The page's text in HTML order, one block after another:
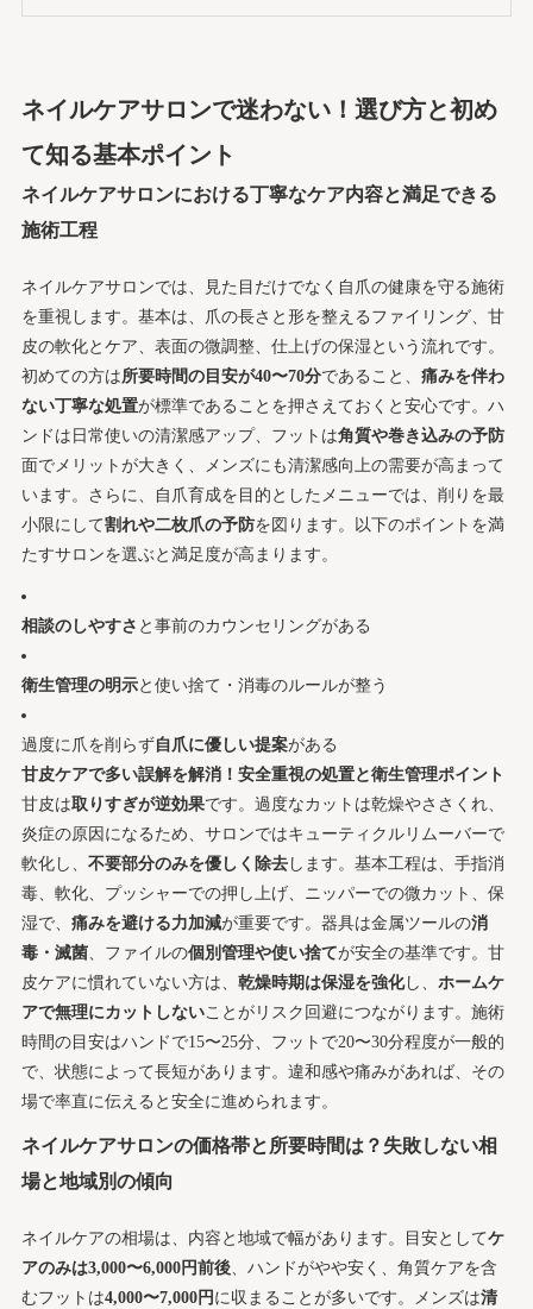
自爪ケアはどれくらいのペースで通えば良い？生
美しい自爪になるまでの期間と見た目の変化を徹
底解説
メンズネイルケアをはじめる時に！自信がつく清潔メニ
メンズでも安心！自然な清潔感を叶えるケアのみ
メニューの選びのコツ
メンズが気にする清潔感の新基準と避けたいNGポ
イント一挙公開
フットネイルケアで「見せたくなる足」に！サンダル映
フットの爪・角質ケアで完璧仕上げ！プロの順番
と保湿テク
フットネイルケアは何週間おきが最適？季節・靴
行きたい地域で見つかる！ネイルケアサロンの料金相場
東京・大阪・名古屋・横浜で比べる！ネイルケア
銀座や表参道で得する！人気エリアの上手な予約
術・キャンセル待ち活用法
町田・池袋・新宿でケアのみを選ぶなら？知って
得する注意点
サロンとホームでWケア！ネイルケアの効果がUPする
毎日の習慣とは
オイルやクリームで簡単おしゃれ！爪と甘皮の保
湿ルーティン
ケアのみ派もジェル派も納得！迷った時の比較＆あなた
向け選択術
コスパまでプロ解説
自爪育成中は要注意！絶対避けるべき施術と安全
初めてのネイルケアサロン体験！予約から当日の流れま
ネイルケアサロンで迷わない！選び方と初め
て知る基本ポイント
ネイルケアサロンにおける丁寧なケア内容と満足できる
施術工程
ネイルケアサロンでは、見た目だけでなく自爪の健康を守る施術
を重視します。基本は、爪の長さと形を整えるファイリング、甘
皮の軟化とケア、表面の微調整、仕上げの保湿という流れです。
初めての方は所要時間の目安が40〜70分であること、 痛みを伴わ
ない丁寧な処置が標準であることを押さえておくと安心です。ハ
ンドは日常使いの清潔感アップ、フットは角質や巻き込みの予防
面でメリットが大きく、メンズにも清潔感向上の需要が高まって
います。さらに、自爪育成を目的としたメニューでは、削りを最
小限にして割れや二枚爪の予防を図ります。以下のポイントを満
たすサロンを選ぶと満足度が高まります。
相談のしやすさ と事前のカウンセリングがある
衛生管理の明示と使い捨て・消毒のルールが整う
過度に爪を削らず自爪に優しい提案がある
甘皮ケアで多い誤解を解消！安全重視の処置と衛生管理ポイント
甘皮は取りすぎが逆効果です。過度なカットは乾燥やささくれ、
炎症の原因になるため、サロンではキューティクルリムーバーで
軟化し、 不要部分のみを優しく除去します。基本工程は、手指消
毒、軟化、プッシャーでの押し上げ、ニッパーでの微カット、保
湿で、 痛みを避ける力加減が重要です。器具は金属ツールの消
毒・滅菌、ファイルの個別管理や使い捨てが安全の基準です。甘
皮ケアに慣れていない方は、 乾燥時期は保湿を強化し、 ホームケ
アで無理にカットしないことがリスク回避につながります。施術
時間の目安はハンドで15〜25分、フットで20〜30分程度が一般的
で、状態によって長短があります。違和感や痛みがあれば、その
場で率直に伝えると安全に進められます。
ネイルケアサロンの価格帯と所要時間は？失敗しない相
場と地域別の傾向
ネイルケアの相場は、内容と地域で幅があります。目安としてケ
アのみは3,000〜6,000円前後、ハンドがやや安く、角質ケアを含
むフットは4,000〜7,000円 に収まることが多いです。メンズは清